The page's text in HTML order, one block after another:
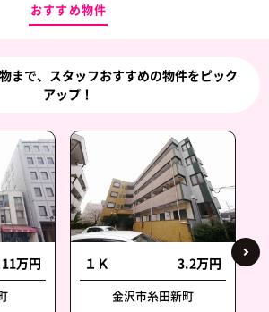
おすすめ物件
まで、スタッフおすすめの物件をピック
アップ！
11万円 １Ｋ 3.2万円
金沢市糸田新町